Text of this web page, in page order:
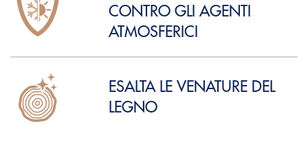
CONTRO GLI AGENTI
ATMOSFERICI
ESALTA LE VENATURE DEL
LEGNO